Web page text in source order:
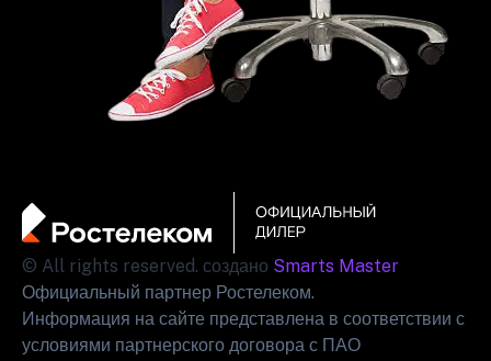
© All rights reserved. создано Smarts Master
Официальный партнер Ростелеком.
Информация на сайте представлена в соответствии с
условиями партнерского договора с ПАО